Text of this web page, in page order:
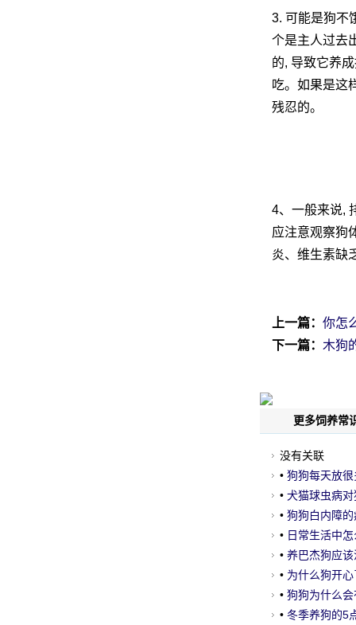
3. 可能是狗不
个是主人过去
的, 导致它养
吃。如果是这
残忍的。
4、一般来说,
应注意观察狗
炎、维生素缺
上一篇： 你怎
下一篇： 木狗
更多饲养常
没有关联
• 狗狗每天放
• 犬猫球虫病
• 狗狗白内障
• 日常生活中
• 养巴杰狗应
• 为什么狗开
• 狗狗为什么
• 冬季养狗的5